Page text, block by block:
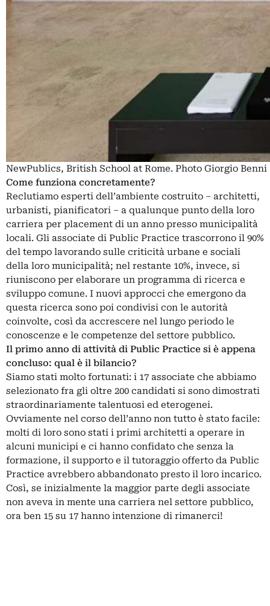
NewPublics, British School at Rome. Photo Giorgio Benni
Come funziona concretamente?
Reclutiamo esperti dell’ambiente costruito – architetti,
urbanisti, pianificatori – a qualunque punto della loro
carriera per placement di un anno presso municipalità
locali. Gli associate di Public Practice trascorrono il 90%
del tempo lavorando sulle criticità urbane e sociali
della loro municipalità; nel restante 10%, invece, si
riuniscono per elaborare un programma di ricerca e
sviluppo comune. I nuovi approcci che emergono da
questa ricerca sono poi condivisi con le autorità
coinvolte, così da accrescere nel lungo periodo le
conoscenze e le competenze del settore pubblico.
Il primo anno di attività di Public Practice si è appena
concluso: qual è il bilancio?
Siamo stati molto fortunati: i 17 associate che abbiamo
selezionato fra gli oltre 200 candidati si sono dimostrati
straordinariamente talentuosi ed eterogenei.
Ovviamente nel corso dell’anno non tutto è stato facile:
molti di loro sono stati i primi architetti a operare in
alcuni municipi e ci hanno confidato che senza la
formazione, il supporto e il tutoraggio offerto da Public
Practice avrebbero abbandonato presto il loro incarico.
Così, se inizialmente la maggior parte degli associate
non aveva in mente una carriera nel settore pubblico,
ora ben 15 su 17 hanno intenzione di rimanerci!